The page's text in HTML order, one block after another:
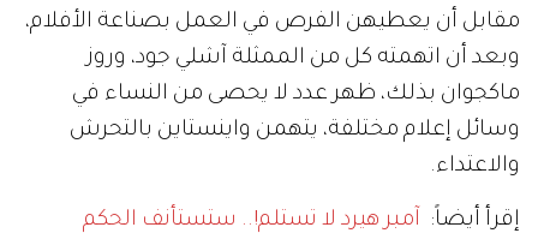
مقابل أن يعطيهن الفرص في العمل بصناعة الأفلام،
وبعد أن اتهمته كل من الممثلة آشلي جود، وروز
ماكجوان بذلك، ظهر عدد لا يحصى من النساء في
وسائل إعلام مختلفة، يتهمن واينستاين بالتحرش
والاعتداء.
إقرأ أيضاً: آمبر هيرد لا تستلم!.. ستستأنف الحكم